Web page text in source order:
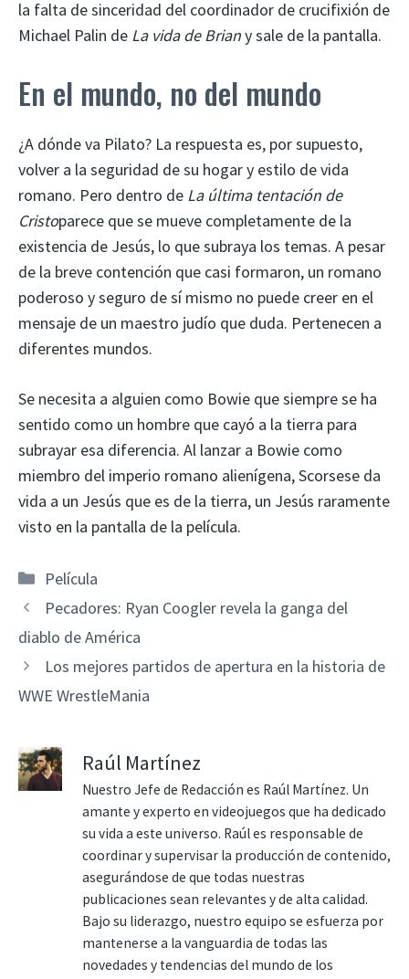
la falta de sinceridad del coordinador de crucifixión de
Michael Palin de La vida de Briany sale de la pantalla.
En el mundo, no del mundo
¿A dónde va Pilato? La respuesta es, por supuesto,
volver a la seguridad de su hogar y estilo de vida
romano. Pero dentro de La última tentación de
Cristoparece que se mueve completamente de la
existencia de Jesús, lo que subraya los temas. A pesar
de la breve contención que casi formaron, un romano
poderoso y seguro de sí mismo no puede creer en el
mensaje de un maestro judío que duda. Pertenecen a
diferentes mundos.
Se necesita a alguien como Bowie que siempre se ha
sentido como un hombre que cayó a la tierra para
subrayar esa diferencia. Al lanzar a Bowie como
miembro del imperio romano alienígena, Scorsese da
vida a un Jesús que es de la tierra, un Jesús raramente
visto en la pantalla de la película.
Categorías
Película
Pecadores: Ryan Coogler revela la ganga del
diablo de América
Los mejores partidos de apertura en la historia de
WWE WrestleMania
Raúl Martínez
Nuestro Jefe de Redacción es Raúl Martínez. Un
amante y experto en videojuegos que ha dedicado
su vida a este universo. Raúl es responsable de
coordinar y supervisar la producción de contenido,
asegurándose de que todas nuestras
publicaciones sean relevantes y de alta calidad.
Bajo su liderazgo, nuestro equipo se esfuerza por
mantenerse a la vanguardia de todas las
novedades y tendencias del mundo de los